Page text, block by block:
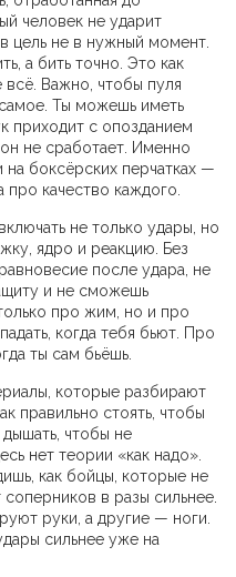
человек не ударит
цель не в нужный момент.
а бить точно. Это как
всё. Важно, чтобы пуля
Ты можешь иметь
приходит с опозданием
не сработает. Именно
боксёрских перчатках —
качество каждого.
не только удары, но
ядро и реакцию
Без
после удара, не
и не сможешь
про жим, но и про
когда тебя бьют. Про
ты сам бьёшь.
которые разбирают
правильно стоять, чтобы
чтобы не
нет теории «как надо».
как бойцы, которые не
соперников в разы сильнее.
руки, а другие — ноги.
сильнее уже на